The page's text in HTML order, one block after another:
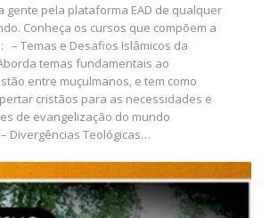
gente pela plataforma EAD de qualquer
Conheça os cursos que compõem a
– Temas e Desafios Islâmicos da
temas fundamentais ao
entre muçulmanos, e tem como
cristãos para as necessidades e
de evangelização do mundo
Divergências Teológicas…